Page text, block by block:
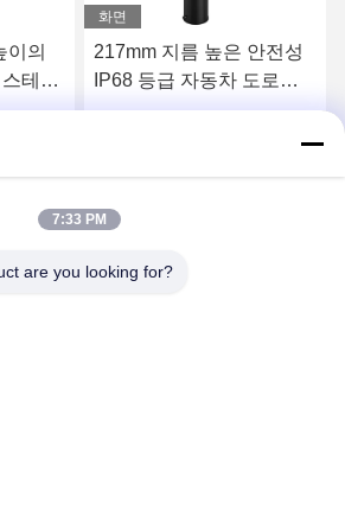
전성
로를
하라
화면
304 316 스테인리스 스틸
자동 보러드 전기 안전
6mm 두께와 IP68 등급
가장 좋은 가격 을 구하라
7:33 PM
are you looking for?